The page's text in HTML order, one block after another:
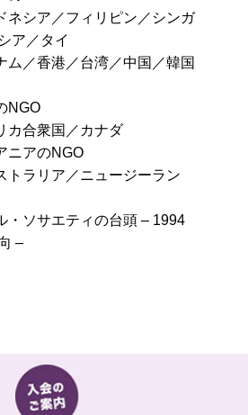
／フィリピン／シンガ
ア／タイ
港／台湾／中国／韓国
米のNGO
衆国／カナダ
アのNGO
ア／ニュージーラン
ソサエティの台頭 – 1994
–